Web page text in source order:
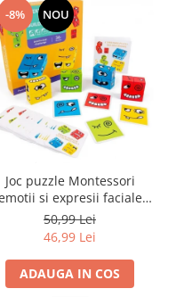
-8% NOU
Joc puzzle Montessori
si expresii faciale
din lemn, multicolor
50,99 Lei
46,99 Lei
ADAUGA IN COS